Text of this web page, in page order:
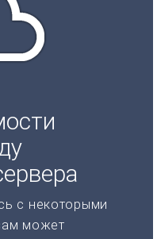
с некоторыми
может